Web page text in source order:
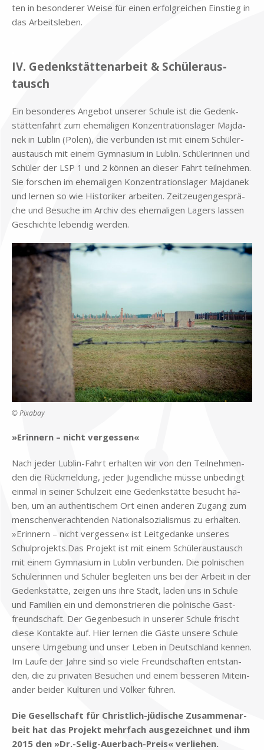
ten in be­son­de­rer Wei­se für ei­nen er­folg­rei­chen Ein­stieg in
das Ar­beits­le­ben.
IV. Ge­denk­stät­ten­ar­beit & Schü­ler­aus­
tausch
Ein be­son­de­res An­ge­bot un­se­rer Schu­le ist die Ge­denk­
stät­ten­fahrt zum ehe­ma­li­gen Kon­zen­tra­ti­ons­la­ger Maj­da­
nek in Lu­b­lin (Po­len), die ver­bun­den ist mit ei­nem Schü­ler­
aus­tausch mit ei­nem Gym­na­si­um in Lu­b­lin. Schü­le­rin­nen und
Schü­ler der LSP 1 und 2 kön­nen an die­ser Fahrt teil­neh­men.
Sie for­schen im ehe­ma­li­gen Kon­zen­tra­ti­ons­la­ger Maj­da­nek
und ler­nen so wie Hi­sto­ri­ker ar­bei­ten. Zeit­zeu­gen­ge­sprä­
che und Be­su­che im Ar­chiv des ehe­ma­li­gen La­gers las­sen
Ge­schich­te le­ben­dig wer­den.
© Pix­a­bay
»Er­in­nern – nicht ver­ges­sen«
Nach je­der Lu­b­lin-Fahrt er­hal­ten wir von den Teil­neh­men­
den die Rück­mel­dung, je­der Ju­gend­li­che müs­se un­be­dingt
ein­mal in sei­ner Schul­zeit eine Ge­denk­stät­te be­sucht ha­
ben, um an au­then­ti­schem Ort ei­nen an­de­ren Zu­gang zum
men­schen­ver­ach­ten­den Na­tio­nal­so­zia­lis­mus zu er­hal­ten.
»Er­in­nern – nicht ver­ges­sen« ist Leit­ge­dan­ke un­se­res
Schulprojekts.Das Pro­jekt ist mit ei­nem Schü­ler­aus­tausch
mit ei­nem Gym­na­si­um in Lu­b­lin ver­bun­den. Die pol­ni­schen
Schü­le­rin­nen und Schü­ler be­glei­ten uns bei der Ar­beit in der
Ge­denk­stät­te, zei­gen uns ihre Stadt, la­den uns in Schu­le
und Fa­mi­li­en ein und de­mon­strie­ren die pol­ni­sche Gast­
freund­schaft. Der Ge­gen­be­such in un­se­rer Schu­le frischt
die­se Kon­tak­te auf. Hier ler­nen die Gä­ste un­se­re Schu­le
un­se­re Um­ge­bung und un­ser Le­ben in Deutsch­land ken­nen.
Im Lau­fe der Jah­re sind so vie­le Freund­schaf­ten ent­stan­
den, die zu pri­va­ten Be­su­chen und ei­nem bes­se­ren Mit­ein­
an­der bei­der Kul­tu­ren und Völ­ker füh­ren.
Die Ge­sell­schaft für Christ­lich-jü­di­sche Zu­sam­men­ar­
beit hat das Pro­jekt mehr­fach aus­ge­zeich­net und ihm
2015 den »Dr.-Selig-Auerbach-Preis« ver­lie­hen.